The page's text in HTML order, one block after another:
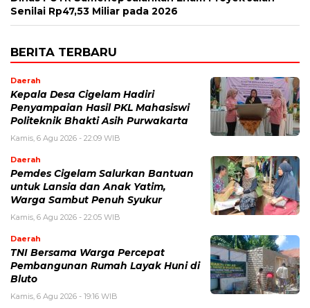
Senilai Rp47,53 Miliar pada 2026
BERITA TERBARU
Daerah
Kepala Desa Cigelam Hadiri
Penyampaian Hasil PKL Mahasiswi
Politeknik Bhakti Asih Purwakarta
Kamis, 6 Agu 2026 - 22:09 WIB
Daerah
Pemdes Cigelam Salurkan Bantuan
untuk Lansia dan Anak Yatim,
Warga Sambut Penuh Syukur
Kamis, 6 Agu 2026 - 22:05 WIB
Daerah
TNI Bersama Warga Percepat
Pembangunan Rumah Layak Huni di
Bluto
Kamis, 6 Agu 2026 - 19:16 WIB